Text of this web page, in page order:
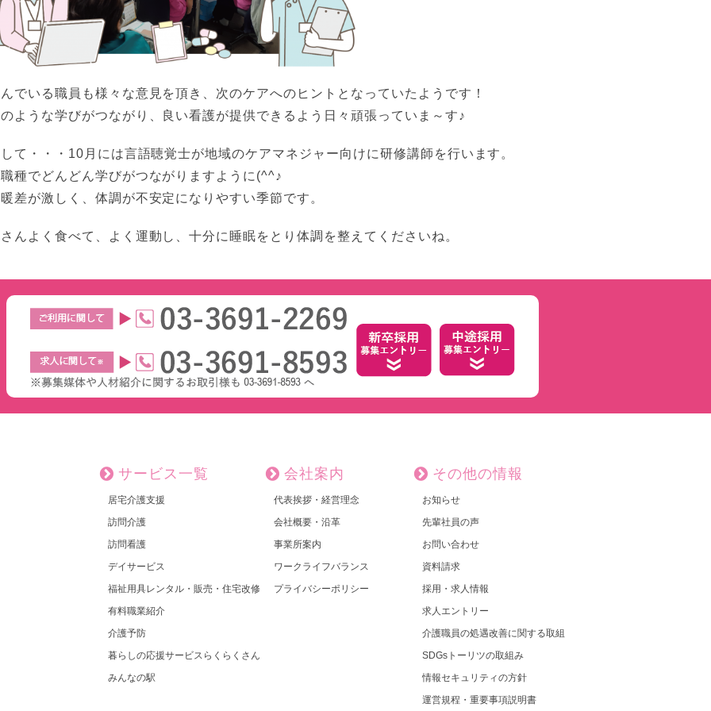
でいる職員も様々な意見を頂き、次のケアへのヒントとなっていたようです！
ような学びがつながり、良い看護が提供できるよう日々頑張っていま～す♪
て・・・10月には言語聴覚士が地域のケアマネジャー向けに研修講師を行います。
種でどんどん学びがつながりますように(^^♪
差が激しく、体調が不安定になりやすい季節です。
んよく食べて、よく運動し、十分に睡眠をとり体調を整えてくださいね。
サービス一覧
居宅介護支援
訪問介護
訪問看護
デイサービス
福祉用具レンタル・販売・住宅改修
有料職業紹介
介護予防
暮らしの応援サービスらくらくさん
みんなの駅
会社案内
代表挨拶・経営理念
会社概要・沿革
事業所案内
ワークライフバランス
プライバシーポリシー
その他の情報
お知らせ
先輩社員の声
お問い合わせ
資料請求
採用・求人情報
求人エントリー
介護職員の処遇改善に関する取組
SDGsトーリツの取組み
情報セキュリティの方針
運営規程・重要事項説明書